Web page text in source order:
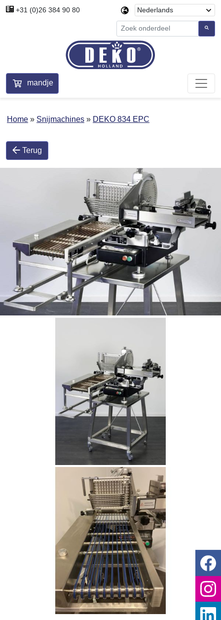
+31 (0)26 384 90 80
mandje
Home Snijmachines DEKO 834 EPC
Terug